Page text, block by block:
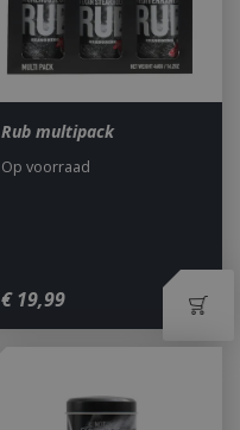
Rub multipack
€ 19,99
Op voorraad